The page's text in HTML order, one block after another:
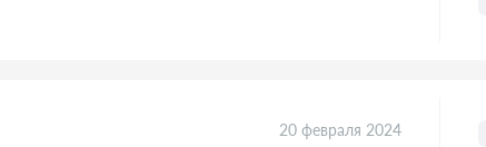
20 февраля 2024